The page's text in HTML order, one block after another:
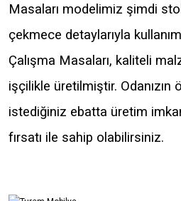
Masaları modelimiz şimdi
çekmece detaylarıyla
Çalışma Masaları, kaliteli
işçilikle üretilmiştir. Odanızın
istediğiniz ebatta üretim
fırsatı ile sahip olabilirsiniz.